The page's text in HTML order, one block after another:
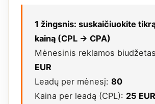
1 žingsnis: suskaičiuokite
kainą (CPL → CPA)
Mėnesinis reklamos
EUR
Leadų per mėnesį: 80
Kaina per leadą (CPL): 25 EUR